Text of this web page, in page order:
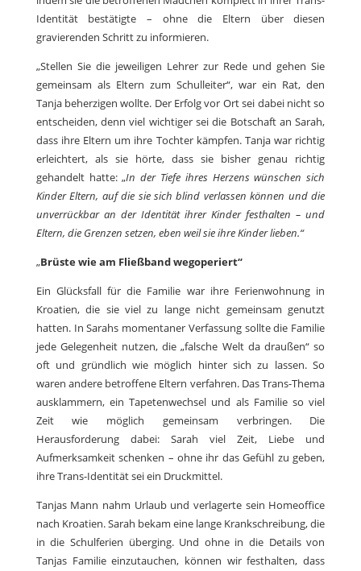
Identität bestätigte – ohne die Eltern über diesen
gravierenden Schritt zu informieren.
„Stellen Sie die jeweiligen Lehrer zur Rede und gehen Sie
gemeinsam als Eltern zum Schulleiter“, war ein Rat, den
Tanja beherzigen wollte. Der Erfolg vor Ort sei dabei nicht so
entscheiden, denn viel wichtiger sei die Botschaft an Sarah,
dass ihre Eltern um ihre Tochter kämpfen. Tanja war richtig
erleichtert, als sie hörte, dass sie bisher genau richtig
gehandelt hatte: „In der Tiefe ihres Herzens wünschen sich
Kinder Eltern, auf die sie sich blind verlassen können und die
unverrückbar an der Identität ihrer Kinder festhalten – und
Eltern, die Grenzen setzen, eben weil sie ihre Kinder lieben.“
„Brüste wie am Fließband wegoperiert“
Ein Glücksfall für die Familie war ihre Ferienwohnung in
Kroatien, die sie viel zu lange nicht gemeinsam genutzt
hatten. In Sarahs momentaner Verfassung sollte die Familie
jede Gelegenheit nutzen, die „falsche Welt da draußen“ so
oft und gründlich wie möglich hinter sich zu lassen. So
waren andere betroffene Eltern verfahren. Das Trans-Thema
ausklammern, ein Tapetenwechsel und als Familie so viel
Zeit wie möglich gemeinsam verbringen. Die
Herausforderung dabei: Sarah viel Zeit, Liebe und
Aufmerksamkeit schenken – ohne ihr das Gefühl zu geben,
ihre Trans-Identität sei ein Druckmittel.
Tanjas Mann nahm Urlaub und verlagerte sein Homeoffice
nach Kroatien. Sarah bekam eine lange Krankschreibung, die
in die Schulferien überging. Und ohne in die Details von
Tanjas Familie einzutauchen, können wir festhalten, dass